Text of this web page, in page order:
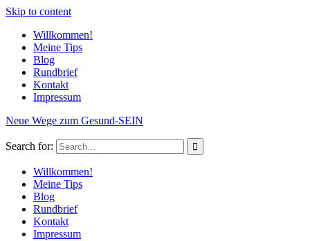
Skip to content
Willkommen!
Meine Tips
Blog
Rundbrief
Kontakt
Impressum
Neue Wege zum Gesund-SEIN
Search for:
Willkommen!
Meine Tips
Blog
Rundbrief
Kontakt
Impressum